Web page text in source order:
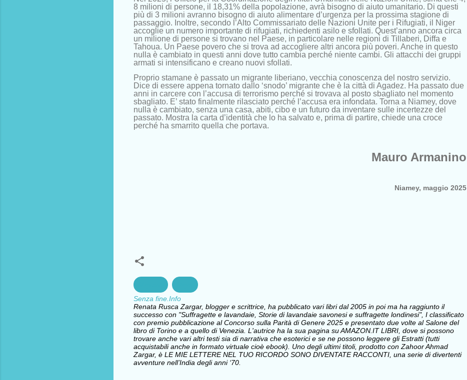
8 milioni di persone, il 18,31% della popolazione, avrà bisogno di aiuto umanitario. Di questi
più di 3 milioni avranno bisogno di aiuto alimentare d’urgenza per la prossima stagione di
passaggio. Inoltre, secondo l’Alto Commissariato delle Nazioni Unite per i Rifugiati, il Niger
accoglie un numero importante di rifugiati, richiedenti asilo e sfollati. Quest’anno ancora circa
un milione di persone si trovano nel Paese, in particolare nelle regioni di Tillaberi, Diffa e
Tahoua. Un Paese povero che si trova ad accogliere altri ancora più poveri. Anche in questo
nulla è cambiato in questi anni dove tutto cambia perché niente cambi. Gli attacchi dei gruppi
armati si intensificano e creano nuovi sfollati.
Proprio stamane è passato un migrante liberiano, vecchia conoscenza del nostro servizio.
Dice di essere appena tornato dallo ‘snodo’ migrante che è la città di Agadez. Ha passato due
anni in carcere con l’accusa di terrorismo perché si trovava al posto sbagliato nel momento
sbagliato. E’ stato finalmente rilasciato perché l’accusa era infondata. Torna a Niamey, dove
nulla è cambiato, senza una casa, abiti, cibo e un futuro da inventare sulle incertezze del
passato. Mostra la carta d’identità che lo ha salvato e, prima di partire, chiede una croce
perché ha smarrito quella che portava.
Mauro Armanino
Niamey, maggio 2025
Senza fine.Info
Renata Rusca Zargar, blogger e scrittrice, ha pubblicato vari libri dal 2005 in poi ma ha raggiunto il
successo con "Suffragette e lavandaie, Storie di lavandaie savonesi e suffragette londinesi", I classificato
con premio pubblicazione al Concorso sulla Parità di Genere 2025 e presentato due volte al Salone del
libro di Torino e a quello di Venezia. L'autrice ha la sua pagina su AMAZON.IT LIBRI, dove si possono
trovare anche vari altri testi sia di narrativa che esoterici e se ne possono leggere gli Estratti (tutti
acquistabili anche in formato virtuale cioè ebook). Uno degli ultimi titoli, prodotto con Zahoor Ahmad
Zargar, è LE MIE LETTERE NEL TUO RICORDO SONO DIVENTATE RACCONTI, una serie di divertenti
avventure nell’India degli anni ‘70.